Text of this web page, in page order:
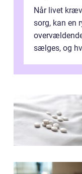
Når livet
sorg, kan en
sælges, og